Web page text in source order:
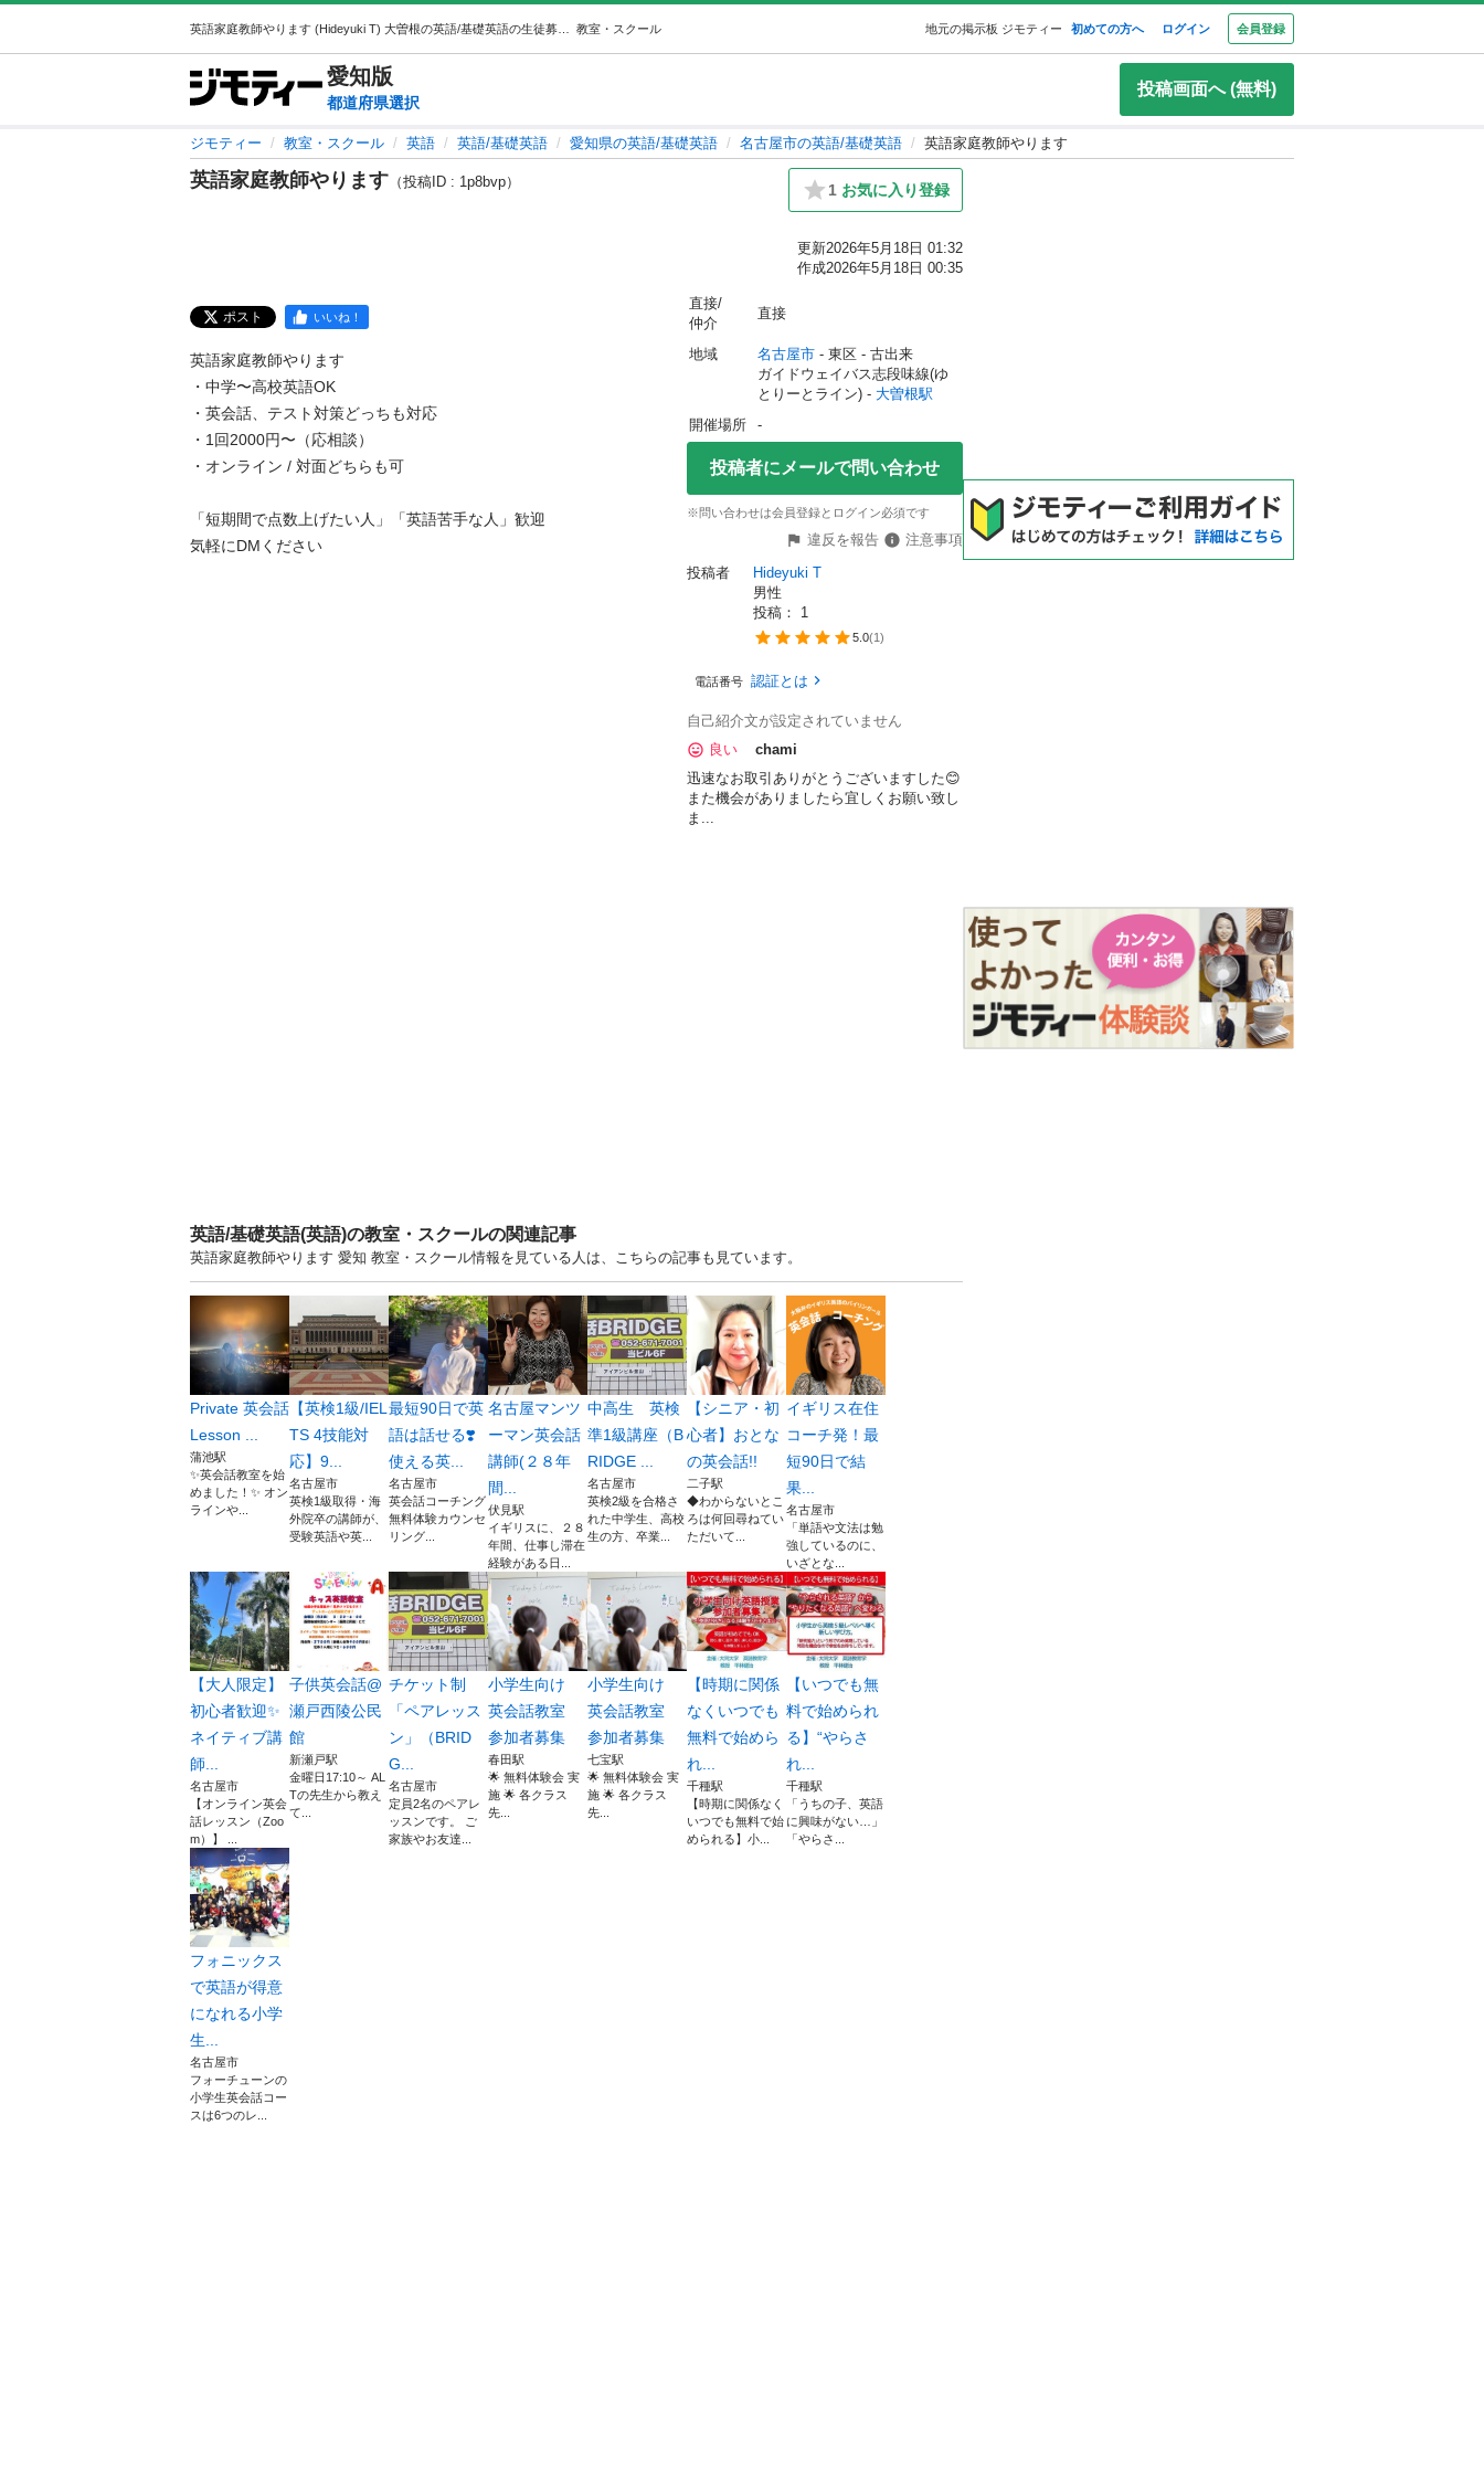
教室・スクール 地元の掲示板 ジモティー 初めての方へ ログイン 会員登録
愛知版
都道府県選択
投稿画面へ (無料)
ジモティー 教室・スクール 英語 英語/基礎英語 愛知県の英語/基礎英語 名古屋市の英語/基礎英語 英語家庭教師やります
英語家庭教師やります （投稿ID : 1p8bvp） 1 お気に入り登録
更新2026年5月18日 01:32
作成2026年5月18日 00:35
ポスト いいね！
英語家庭教師やります
・中学〜高校英語OK
・英会話、テスト対策どっちも対応
・1回2000円〜（応相談）
・オンライン / 対面どちらも可
「短期間で点数上げたい人」「英語苦手な人」歓迎
気軽にDMください
直接/
仲介
直接
地域 名古屋市 - 東区 - 古出来
ガイドウェイバス志段味線(ゆ
とりーとライン) - 大曽根駅
開催場所
-
投稿者にメールで問い合わせ
※問い合わせは会員登録とログイン必須です
違反を報告
注意事項
投稿者
Hideyuki T
男性
投稿： 1
5.0(1)
電話番号 認証とは
自己紹介文が設定されていません
良い
chami
迅速なお取引ありがとうございますした😊
また機会がありましたら宜しくお願い致し
ま...
英語/基礎英語(英語)の教室・スクールの関連記事
英語家庭教師やります 愛知 教室・スクール情報を見ている人は、こちらの記事も見ています。
Private 英会話
Lesson ...
蒲池駅
✨英会話教室を始
めました！✨ オン
ラインや...
【英検1級/IEL
TS 4技能対
応】9...
名古屋市
英検1級取得・海
外院卒の講師が、
受験英語や英...
最短90日で英
語は話せる❣️
使える英...
名古屋市
英会話コーチング
無料体験カウンセ
リング...
名古屋マンツ
ーマン英会話
講師(２８年
間...
伏見駅
イギリスに、２８
年間、仕事し滞在
経験がある日...
中高生 英検
準1級講座（B
RIDGE ...
名古屋市
英検2級を合格さ
れた中学生、高校
生の方、卒業...
【シニア・初
心者】おとな
の英会話!!
二子駅
◆わからないとこ
ろは何回尋ねてい
ただいて...
イギリス在住
コーチ発！最
短90日で結
果...
名古屋市
「単語や文法は勉
強しているのに、
いざとな...
【大人限定】
初心者歓迎✨
ネイティブ講
師...
名古屋市
【オンライン英会
話レッスン（Zoo
m）】 ...
子供英会話@
瀬戸西陵公民
館
新瀬戸駅
金曜日17:10～ AL
Tの先生から教え
て...
チケット制
「ペアレッス
ン」（BRID
G...
名古屋市
定員2名のペアレ
ッスンです。 ご
家族やお友達...
小学生向け
英会話教室
参加者募集
春田駅
🌟 無料体験会 実
施 🌟 各クラス
先...
小学生向け
英会話教室
参加者募集
七宝駅
🌟 無料体験会 実
施 🌟 各クラス
先...
【時期に関係
なくいつでも
無料で始めら
れ...
千種駅
【時期に関係なく
いつでも無料で始
められる】小...
【いつでも無
料で始められ
る】“やらさ
れ...
千種駅
「うちの子、英語
に興味がない…」
「やらさ...
フォニックス
で英語が得意
になれる小学
生...
名古屋市
フォーチューンの
小学生英会話コー
スは6つのレ...